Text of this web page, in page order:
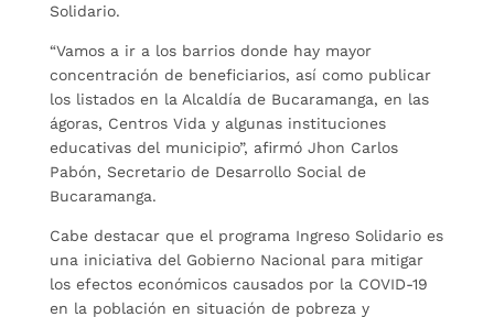
Solidario.
“Vamos a ir a los barrios donde hay mayor
concentración de beneficiarios, así como publicar
los listados en la Alcaldía de Bucaramanga, en las
ágoras, Centros Vida y algunas instituciones
educativas del municipio”, afirmó Jhon Carlos
Pabón, Secretario de Desarrollo Social de
Bucaramanga.
Cabe destacar que el programa Ingreso Solidario es
una iniciativa del Gobierno Nacional para mitigar
los efectos económicos causados por la COVID-19
en la población en situación de pobreza y